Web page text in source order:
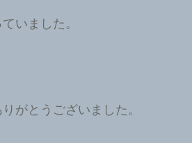
いました。
がとうございました。